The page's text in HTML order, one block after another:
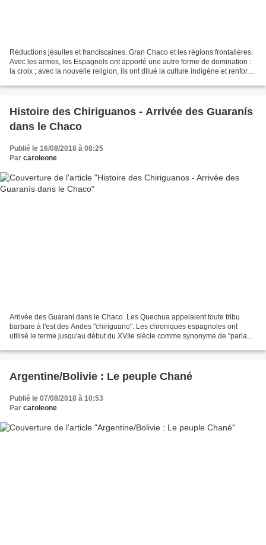
Réductions jésuites et franciscaines. Gran Chaco et les régions frontalières.
Avec les armes, les Espagnols ont apporté une autre forme de domination :
la croix ; avec la nouvelle religion, ils ont dilué la culture indigène et renforcé
Histoire des Chiriguanos - Arrivée des Guaranís
dans le Chaco
Publié le 16/08/2018 à 08:25
Par caroleone
Arrivée des Guarani dans le Chaco. Les Quechua appelaient toute tribu
barbare à l'est des Andes "chiriguano". Les chroniques espagnoles ont
utilisé le terme jusqu'au début du XVIIe siècle comme synonyme de "parlant
Argentine/Bolivie : Le peuple Chané
Publié le 07/08/2018 à 10:53
Par caroleone